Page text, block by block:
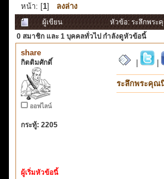
หน้า: [1] ลงล่าง
ผู้เขียน
หัวข้อ: ระลึกพระ
0 สมาชิก และ 1 บุคคลทั่วไป กำลังดูหัวข้อนี้
share
กิตติมศักดิ์
ออฟไลน์
กระทู้: 2205
ผู้เริ่มหัวข้อนี้
ระลึกพระคุณ